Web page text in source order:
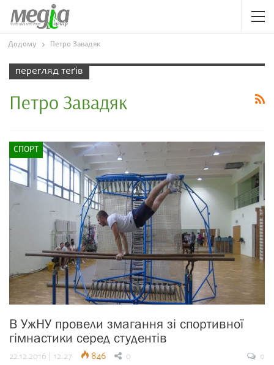
Додому Петро Завадяк
перегляд теґів
Петро Завадяк
СПОРТ
В УжНУ провели змагання зі спортивної
гімнастики серед студентів
22.12.2016 | 12:27 846 0
0